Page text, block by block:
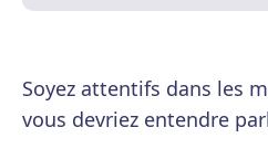
Soyez attentifs dans les
vous devriez entendre